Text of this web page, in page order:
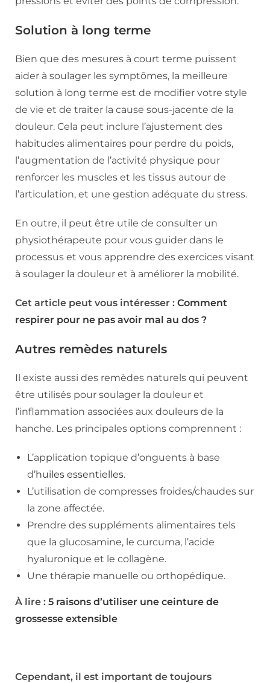
Solution à long terme
Bien que des mesures à court terme puissent
aider à soulager les symptômes, la meilleure
solution à long terme est de modifier votre style
de vie et de traiter la cause sous-jacente de la
douleur. Cela peut inclure l’ajustement des
habitudes alimentaires pour perdre du poids,
l’augmentation de l’activité physique pour
renforcer les muscles et les tissus autour de
l’articulation, et une gestion adéquate du stress.
En outre, il peut être utile de consulter un
physiothérapeute pour vous guider dans le
processus et vous apprendre des exercices visant
à soulager la douleur et à améliorer la mobilité.
Cet article peut vous intéresser : Comment
respirer pour ne pas avoir mal au dos ?
Autres remèdes naturels
Il existe aussi des remèdes naturels qui peuvent
être utilisés pour soulager la douleur et
l’inflammation associées aux douleurs de la
hanche. Les principales options comprennent :
L’application topique d’onguents à base
d’huiles essentielles.
L’utilisation de compresses froides/chaudes sur
la zone affectée.
Prendre des suppléments alimentaires tels
que la glucosamine, le curcuma, l’acide
hyaluronique et le collagène.
Une thérapie manuelle ou orthopédique.
À lire : 5 raisons d’utiliser une ceinture de
grossesse extensible
Cependant, il est important de toujours